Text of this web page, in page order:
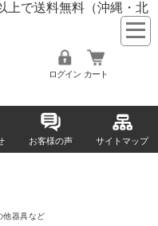
上で送料無料 （沖縄・北
ログイン カート
お客様の声 サイトマップ
他器具など